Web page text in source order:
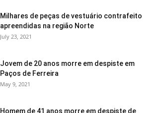
Milhares de peças de vestuário contrafeito
apreendidas na região Norte
July 23, 2021
Jovem de 20 anos morre em despiste em
Paços de Ferreira
May 9, 2021
Homem de 41 anos morre em despiste de